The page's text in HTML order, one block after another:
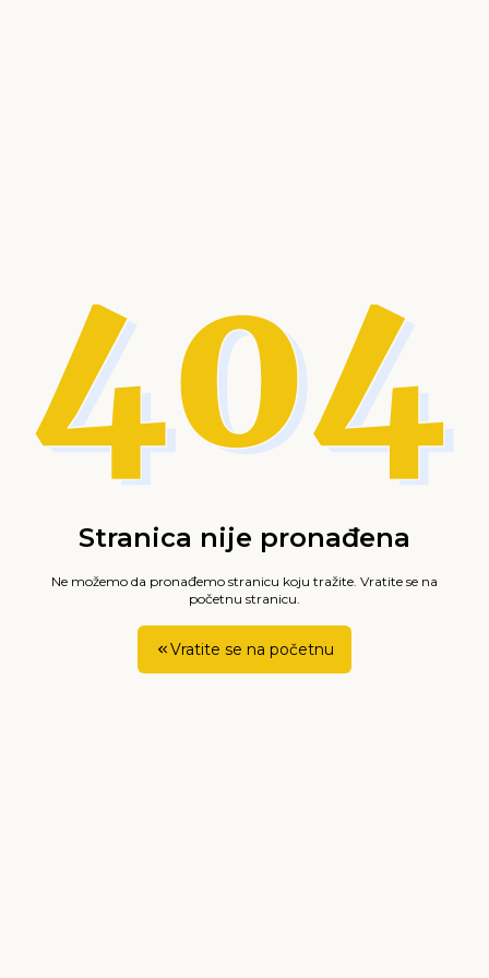
Stranica nije pronađena
Ne možemo da pronađemo stranicu koju tražite. Vratite se na
početnu stranicu.
Vratite se na početnu